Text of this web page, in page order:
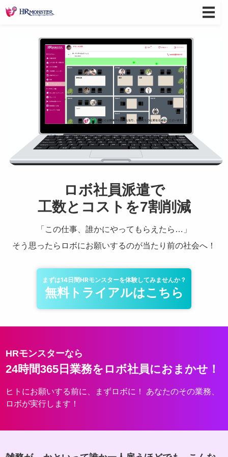
ロボ社員派遣で
工数とコストを7割削減
「この仕事、誰かにやってもらえたら…」
そう思ったらロボにお願いするのが当たり前の社会へ！
まずは14日間HRモンスターを体験してみませんか？
無料トライアルはこちら
HRモンスターなら
24時間365日業務をロボ社員におまかせ！
ヒトにお願いする前に、まずロボに！ あなたのその業務、
ロボが実行します！